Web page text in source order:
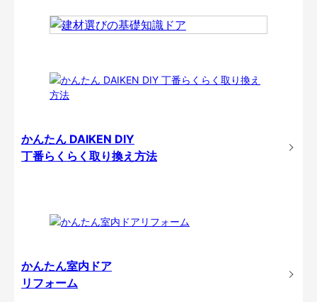
かんたん DAIKEN DIY
丁番らくらく取り換え方法
かんたん室内ドア
リフォーム